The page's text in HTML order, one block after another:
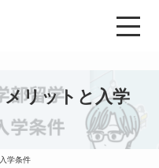
リットと入学
学条件